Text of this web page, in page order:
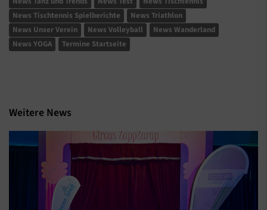
News Tischtennis Spielberichte
News Triathlon
News Unser Verein
News Volleyball
News Wanderland
News YOGA
Termine Startseite
Weitere News